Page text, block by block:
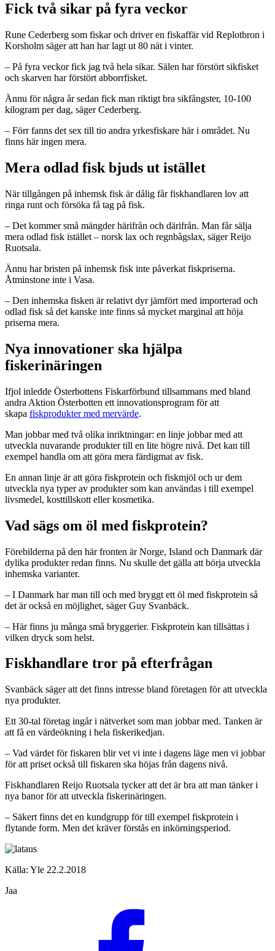
Fick två sikar på fyra veckor
Rune Cederberg som fiskar och driver en fiskaffär vid Replotbron i
Korsholm säger att han har lagt ut 80 nät i vinter.
– På fyra veckor fick jag två hela sikar. Sälen har förstört sikfisket
och skarven har förstört abborrfisket.
Ännu för några år sedan fick man riktigt bra sikfångster, 10-100
kilogram per dag, säger Cederberg.
– Förr fanns det sex till tio andra yrkesfiskare här i området. Nu
finns här ingen mera.
Mera odlad fisk bjuds ut istället
När tillgången på inhemsk fisk är dålig får fiskhandlaren lov att
ringa runt och försöka få tag på fisk.
– Det kommer små mängder härifrån och därifrån. Man får sälja
mera odlad fisk istället – norsk lax och regnbågslax, säger Reijo
Ruotsala.
Ännu har bristen på inhemsk fisk inte påverkat fiskpriserna.
Åtminstone inte i Vasa.
– Den inhemska fisken är relativt dyr jämfört med importerad och
odlad fisk så det kanske inte finns så mycket marginal att höja
priserna mera.
Nya innovationer ska hjälpa
fiskerinäringen
Ifjol inledde Österbottens Fiskarförbund tillsammans med bland
andra Aktion Österbotten ett innovationsprogram för att
skapa fiskprodukter med mervärde.
Man jobbar med två olika inriktningar: en linje jobbar med att
utveckla nuvarande produkter till en lite högre nivå. Det kan till
exempel handla om att göra mera färdigmat av fisk.
En annan linje är att göra fiskprotein och fiskmjöl och ur dem
utveckla nya typer av produkter som kan användas i till exempel
livsmedel, kosttillskott eller kosmetika.
Vad sägs om öl med fiskprotein?
Förebilderna på den här fronten är Norge, Island och Danmark där
dylika produkter redan finns. Nu skulle det gälla att börja utveckla
inhemska varianter.
– I Danmark har man till och med bryggt ett öl med fiskprotein så
det är också en möjlighet, säger Guy Svanbäck.
– Här finns ju många små bryggerier. Fiskprotein kan tillsättas i
vilken dryck som helst.
Fiskhandlare tror på efterfrågan
Svanbäck säger att det finns intresse bland företagen för att utveckla
nya produkter.
Ett 30-tal företag ingår i nätverket som man jobbar med. Tanken är
att få en värdeökning i hela fiskerikedjan.
– Vad värdet för fiskaren blir vet vi inte i dagens läge men vi jobbar
för att priset också till fiskaren ska höjas från dagens nivå.
Fiskhandlaren Reijo Ruotsala tycker att det är bra att man tänker i
nya banor för att utveckla fiskerinäringen.
– Säkert finns det en kundgrupp för till exempel fiskprotein i
flytande form. Men det kräver förstås en inkörningsperiod.
Källa: Yle 22.2.2018
Jaa